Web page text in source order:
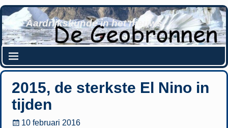
Aardrijkskunde in het nieuws
2015, de sterkste El Nino in
tijden
10 februari 2016